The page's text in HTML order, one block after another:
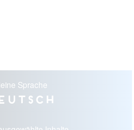
Sprache